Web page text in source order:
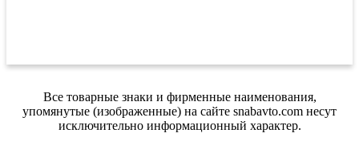
Все товарные знаки и фирменные наименования,
упомянутые (изображенные) на сайте snabavto.com несут
исключительно информационный характер.